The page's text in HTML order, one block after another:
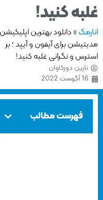
کنید!
»دانلود بهترین اپلیکیشن
برای آیفون و آیپد ؛ بر
و نگرانی غلبه کنید!
نارین دورکاوان
16 آگوست 2022
فهرست مطالب